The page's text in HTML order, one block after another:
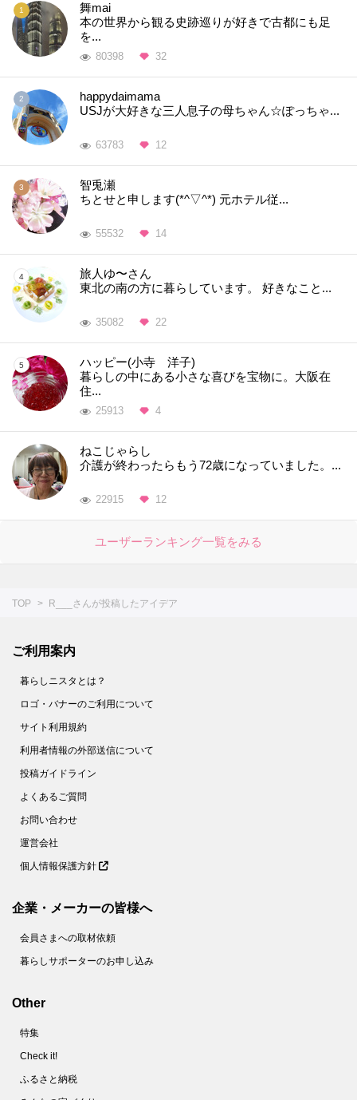
舞mai
本の世界から観る史跡巡りが好きで古都にも足
を...
80398 32
happydaimama
USJが大好きな三人息子の母ちゃん☆ぽっちゃ...
63783 12
智兎瀬
ちとせと申します(*^▽^*) 元ホテル従...
55532 14
旅人ゆ〜さん
東北の南の方に暮らしています。 好きなこと...
35082 22
ハッピー(小寺 洋子)
暮らしの中にある小さな喜びを宝物に。大阪在
住...
25913 4
ねこじゃらし
介護が終わったらもう72歳になっていました。...
22915 12
ユーザーランキング一覧をみる
TOP R___さんが投稿したアイデア
ご利用案内
暮らしニスタとは？
ロゴ・バナーのご利用について
サイト利用規約
利用者情報の外部送信について
投稿ガイドライン
よくあるご質問
お問い合わせ
運営会社
個人情報保護方針
企業・メーカーの皆様へ
会員さまへの取材依頼
暮らしサポーターのお申し込み
Other
特集
Check it!
ふるさと納税